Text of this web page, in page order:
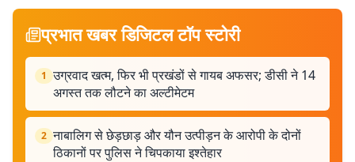
प्रभात खबर डिजिटल टॉप स्टोरी
1 उग्रवाद खत्म, फिर भी प्रखंडों से गायब अफसर; डीसी ने 14
अगस्त तक लौटने का अल्टीमेटम
2 नाबालिग से छेड़छाड़ और यौन उत्पीड़न के आरोपी के दोनों
ठिकानों पर पुलिस ने चिपकाया इश्तेहार